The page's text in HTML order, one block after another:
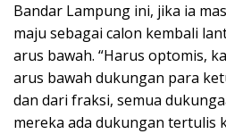
Bandar Lampung ini, jika ia
maju sebagai calon kembali
arus bawah. “Harus optomis,
arus bawah dukungan para
dan dari fraksi, semua
mereka ada dukungan tertulis